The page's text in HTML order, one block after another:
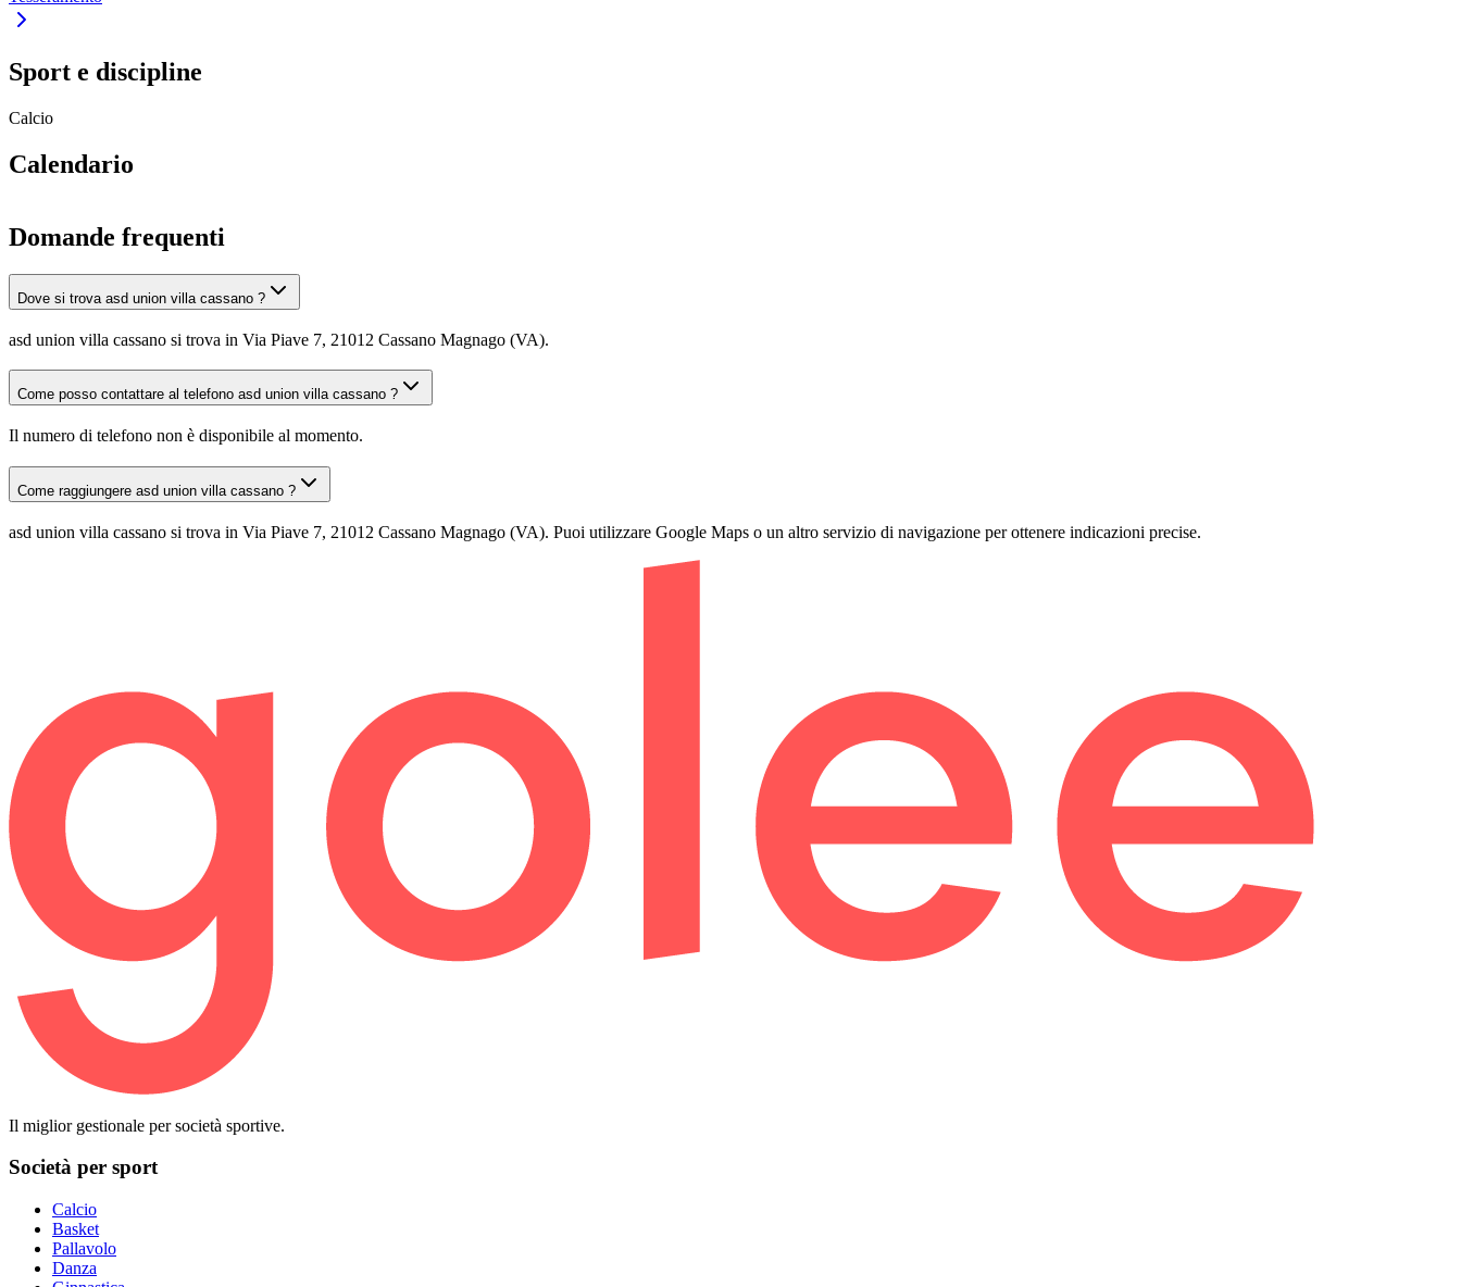
Sport e discipline
Calcio
Calendario
Domande frequenti
Dove si trova asd union villa cassano ?
asd union villa cassano si trova in Via Piave 7, 21012 Cassano Magnago (VA).
Come posso contattare al telefono asd union villa cassano ?
Il numero di telefono non è disponibile al momento.
Come raggiungere asd union villa cassano ?
asd union villa cassano si trova in Via Piave 7, 21012 Cassano Magnago (VA). Puoi utilizzare Google Maps o un altro servizio di navigazione per ottenere indicazioni precise.
Il miglior gestionale per società sportive.
Società per sport
Calcio
Basket
Pallavolo
Danza